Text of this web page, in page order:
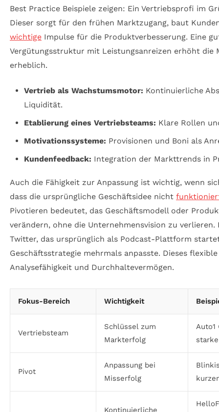
Best Practice Beispiele zeigen: Ein Vertriebsprofi im
Dieser sorgt für den frühen Marktzugang, baut
wichtige Impulse für die Produktverbesserung. Eine
Vergütungsstruktur mit Leistungsanreizen erhöht die
erheblich.
Vertrieb als Wachstumsmotor: Kontinuierliche
Liquidität.
Etablierung eines Vertriebsteams: Klare Rollen
Motivationssysteme: Provisionen und Boni als
Kundenfeedback: Integration der Markttrends in
Auch die Fähigkeit zur Anpassung ist wichtig, wenn
dass die ursprüngliche Geschäftsidee nicht
Pivotieren bedeutet, das Geschäftsmodell oder
verändern, ohne die Unternehmensvision zu
Twitter, das ursprünglich als Podcast-Plattform
Geschäftsstrategie mehrmals anpasste. Dieses
Analysefähigkeit und Durchhaltevermögen.
Fokus-Bereich Wichtigkeit
Vertriebsteam
Schlüssel zum
Markterfolg
Auto1
Pivot
Anpassung bei
Misserfolg
Kontinuierliche